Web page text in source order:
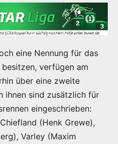
eine Nennung für das
besitzen, verfügen am
über eine zweite
ihnen sind zusätzlich für
eingeschrieben:
(Henk Grewe),
Varley (Maxim